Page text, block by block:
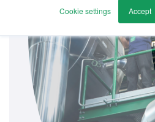
Cookie settings Accept